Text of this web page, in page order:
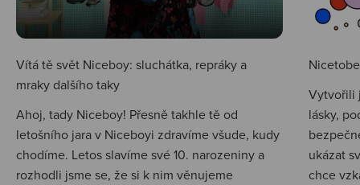
Vítá tě svět Niceboy: sluchátka, repráky a
mraky dalšího taky
Ahoj, tady Niceboy! Přesně takhle tě od
letošního jara v Niceboyi zdravíme všude, kudy
chodíme. Letos slavíme své 10. narozeniny a
rozhodli jsme se, že si k nim věnujeme
Vytvořili
lásky,
ukázat
chce